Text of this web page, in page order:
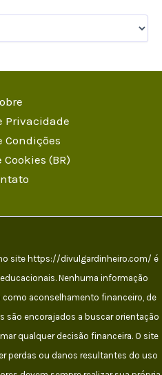
Privacidade
Condições
(BR)
site https://divulgardinheiro.com/ é
Nenhuma informação
como aconselhamento financeiro, de
são encorajados a buscar orientação
qualquer decisão financeira. O site
perdas ou danos resultantes do uso